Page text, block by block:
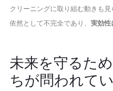
クリーニングに取り組む動きも
依然として不完全であり、 実効
未来を守るた
ちが問われて